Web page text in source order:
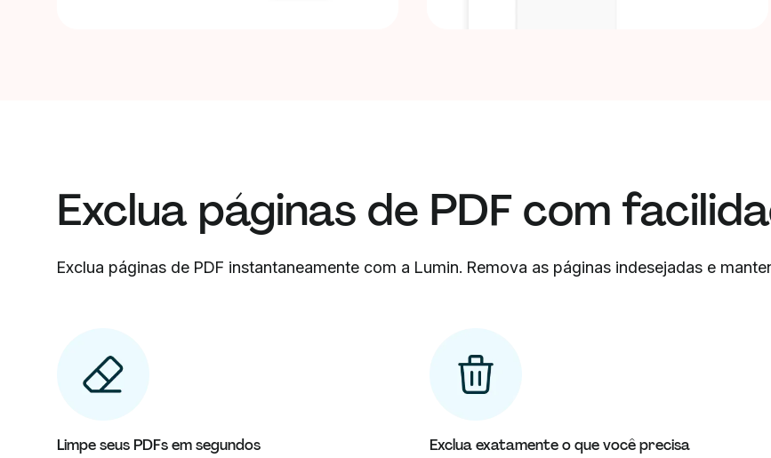
Exclua páginas de PDF com
Exclua páginas de PDF instantaneamente com a Lumin. Remova as páginas indesejadas e
Limpe seus PDFs em segundos Exclua exatamente o que você precisa